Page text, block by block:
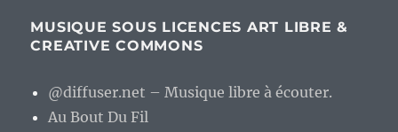
MUSIQUE SOUS LICENCES ART LIBRE &
CREATIVE COMMONS
@diffuser.net – Musique libre à écouter.
Au Bout Du Fil